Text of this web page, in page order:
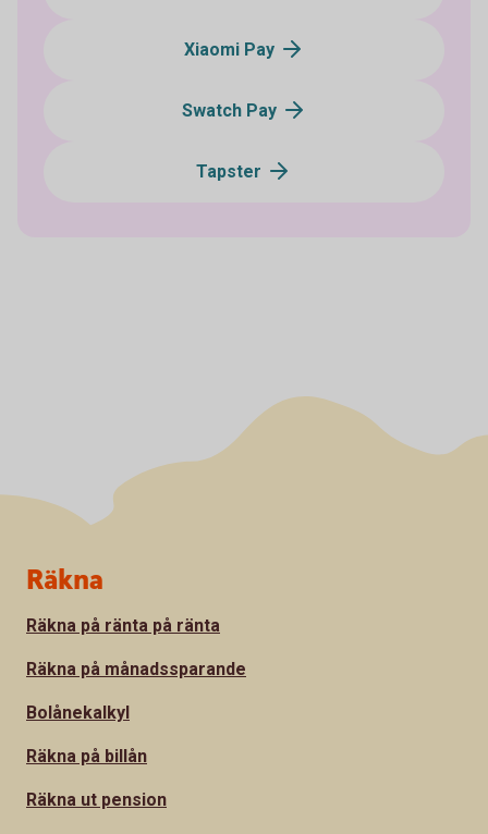
Xiaomi Pay
Swatch Pay
Tapster
Sidfot
Räkna
Räkna på ränta på ränta
Räkna på månadssparande
Bolånekalkyl
Räkna på billån
Räkna ut pension